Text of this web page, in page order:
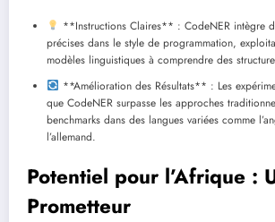
**Instructions Claires** : CodeNER intègre
précises dans le style de programmation,
modèles linguistiques à comprendre des
**Amélioration des Résultats** : Les
que CodeNER surpasse les approches
benchmarks dans des langues variées comme
l’allemand.
Potentiel pour l’Afrique :
Prometteur